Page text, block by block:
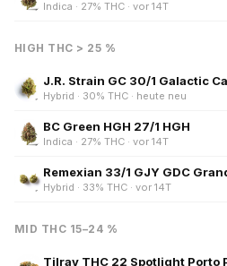
Indica · 27% THC · vor 14T
HIGH THC > 25 %
J.R. Strain GC 30/1 Galactic
Hybrid · 30% THC · heute neu
BC Green HGH 27/1 HGH
Indica · 27% THC · vor 14T
Remexian 33/1 GJY GDC
Hybrid · 33% THC · vor 14T
MID THC 15–24 %
Tilray THC 22 Spotlight Porto